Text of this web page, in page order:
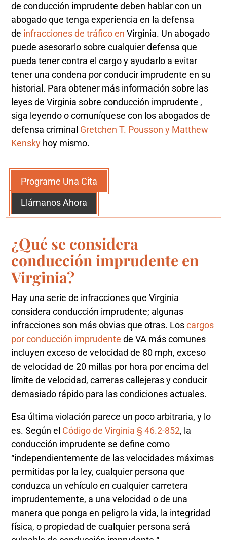
de conducción imprudente deben hablar con un
abogado que tenga experiencia en la defensa
de infracciones de tráfico en Virginia. Un abogado
puede asesorarlo sobre cualquier defensa que
pueda tener contra el cargo y ayudarlo a evitar
tener una condena por conducir imprudente en su
historial. Para obtener más información sobre las
leyes de Virginia sobre conducción imprudente ,
siga leyendo o comuníquese con los abogados de
defensa criminal Gretchen T. Pousson y Matthew
Kensky hoy mismo.
Programe Una Cita
Llámanos Ahora
¿Qué se considera
conducción imprudente en
Virginia?
Hay una serie de infracciones que Virginia
considera conducción imprudente; algunas
infracciones son más obvias que otras. Loscargos
por conducción imprudente de VA más comunes
incluyen exceso de velocidad de 80 mph, exceso
de velocidad de 20 millas por hora por encima del
límite de velocidad, carreras callejeras y conducir
demasiado rápido para las condiciones actuales.
Esa última violación parece un poco arbitraria, y lo
es. Según el Código de Virginia § 46.2-852, la
conducción imprudente se define como
“independientemente de las velocidades máximas
permitidas por la ley, cualquier persona que
conduzca un vehículo en cualquier carretera
imprudentemente, a una velocidad o de una
manera que ponga en peligro la vida, la integridad
física, o propiedad de cualquier persona será